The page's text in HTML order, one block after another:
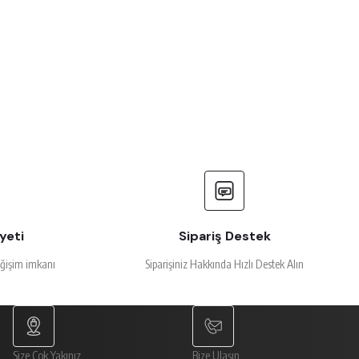
imkanı
Sipariş Destek
Siparişiniz Hakkında Hızlı Destek Alın
Size Çok Yakınız Bize Ulaşın